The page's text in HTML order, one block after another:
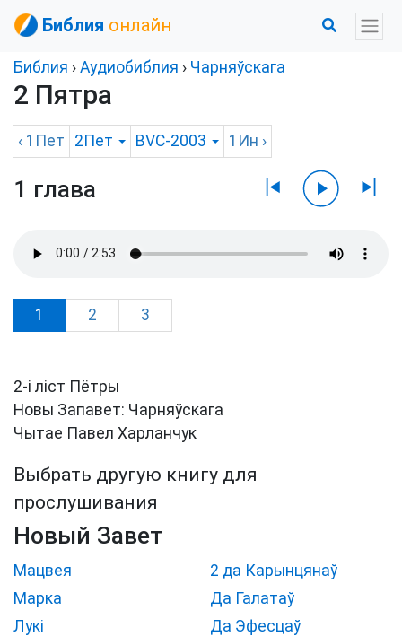
Библия онлайн
Библия › Аудиобиблия › Чарняўскага
2 Пятра
‹ 1Пет 2Пет BVC-2003 1Ин ›
1 глава
1 2 3
2-i ліст Пётры
Новы Запавет: Чарняўскага
Чытае Павел Харланчук
Выбрать другую книгу для
прослушивания
Новый Завет
Мацвея
Марка
Лукі
2 да Карынцянаў
Да Галатаў
Да Эфесцаў